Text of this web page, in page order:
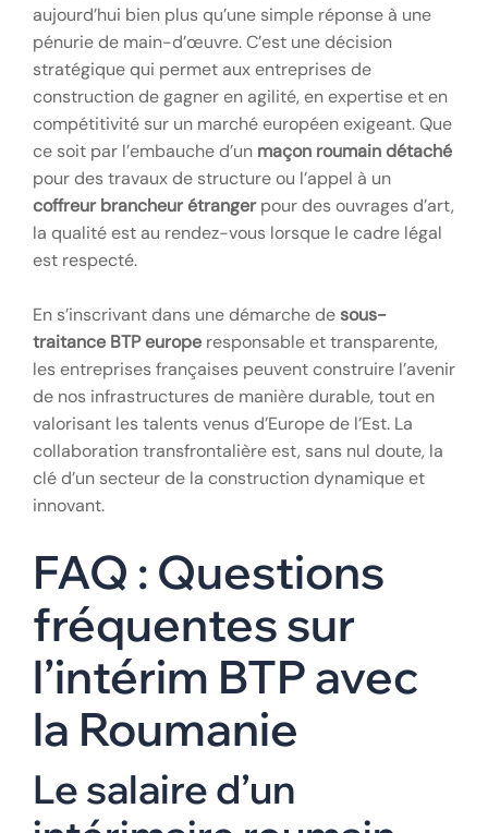
Intégration sur le
chantier
L’accueil sécurité doit être réalisé dès le premier
jour, idéalement avec un interprète si nécessaire.
Remettez systématiquement les équipements de
protection individuelle (EPI) si l’agence ne les a pas
fournis, et vérifiez leur bon usage quotidiennement.
Conclusion
Le recours à l’ intérim BTP Roumanie
représente
aujourd’hui bien plus qu’une simple réponse à une
pénurie de main-d’œuvre. C’est une décision
stratégique qui permet aux entreprises de
construction de gagner en agilité, en expertise et en
compétitivité sur un marché européen exigeant. Que
coffreur brancheur étrangerpour des ouvrages d’art,
la qualité est au rendez-vous lorsque le cadre légal
est respecté.
En s’inscrivant dans une démarche desous-
traitance BTP europe
responsable et transparente,
les entreprises françaises peuvent construire l’avenir
valorisant les talents venus d’Europe de l’Est. La
collaboration transfrontalière est, sans nul doute, la